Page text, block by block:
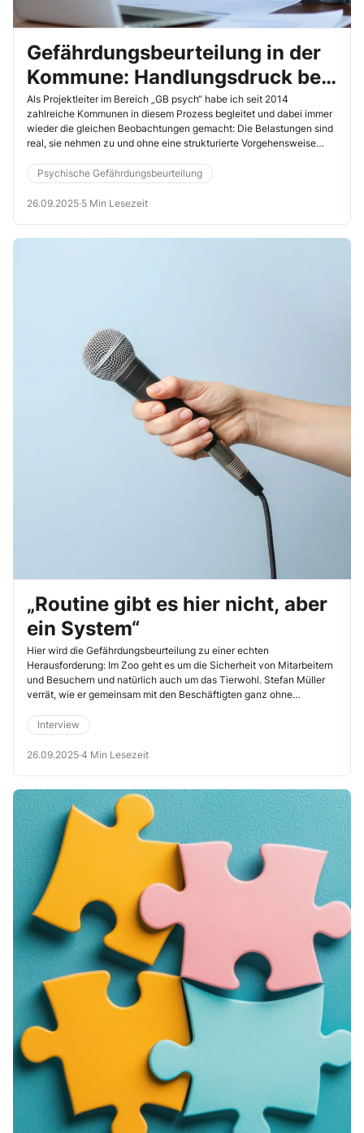
Gefährdungsbeurteilung in der
Kommune: Handlungsdruck bei
psychischer Belastung
Als Projektleiter im Bereich „GB psych“ habe ich seit 2014
zahlreiche Kommunen in diesem Prozess begleitet und dabei immer
wieder die gleichen Beobachtungen gemacht: Die Belastungen sind
real, sie nehmen zu und ohne eine strukturierte Vorgehensweise
zentralen Punkte, die Sie in einer Gemeinde bzw. Kommune
berücksichtigen müssen, um psychische Belastungen wirksam zu
reduzieren und die Leistungsfähigkeit der Beschäftigten dauerhaft
Psychische Gefährdungsbeurteilung
26.09.2025·5 Min Lesezeit
„Routine gibt es hier nicht, aber
ein System“
Hier wird die Gefährdungsbeurteilung zu einer echten
Herausforderung: Im Zoo geht es um die Sicherheit von Mitarbeitern
und Besuchern und natürlich auch um das Tierwohl. Stefan Müller
verrät, wie er gemeinsam mit den Beschäftigten ganz ohne
schönen Tag haben können. Fachjournalistin Uta Fuchs hat mit ihm
gesprochen.
Interview
26.09.2025·4 Min Lesezeit